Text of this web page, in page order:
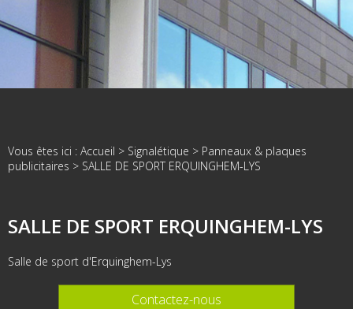
Vous êtes ici : Accueil > Signalétique > Panneaux & plaques
publicitaires > SALLE DE SPORT ERQUINGHEM-LYS
SALLE DE SPORT ERQUINGHEM-LYS
Salle de sport d'Erquinghem-Lys
Contactez-nous